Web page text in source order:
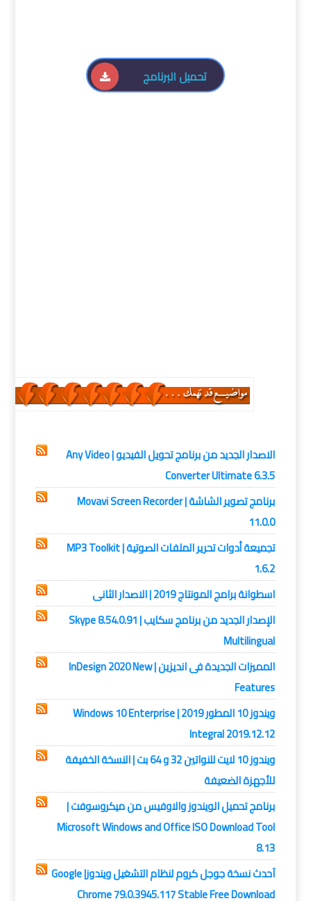
تحميل البرنامج
الاصدار الجديد من برنامج تحويل الفيديو | Any Video
Converter Ultimate 6.3.5
برنامج تصوير الشاشة | Movavi Screen Recorder
11.0.0
تجميعة أدوات تحرير الملفات الصوتية | MP3 Toolkit
1.6.2
اسطوانة برامج المونتاج 2019 | الاصدار الثانى
الإصدار الجديد من برنامج سكايب | Skype 8.54.0.91
Multilingual
المميزات الجديدة فى انديزين | InDesign 2020 New
Features
ويندوز 10 المطور 2019 | Windows 10 Enterprise
Integral 2019.12.12
ويندوز 10 لايت للنواتين 32 و 64 بت | النسخة الخفيفة
للأجهزة الضعيفة
برنامج تحميل الويندوز والاوفيس من ميكروسوفت |
Microsoft Windows and Office ISO Download Tool
8.13
آحدث نسخة جوجل كروم لنظام التشغيل ويندوز| Google
Chrome 79.0.3945.117 Stable Free Download